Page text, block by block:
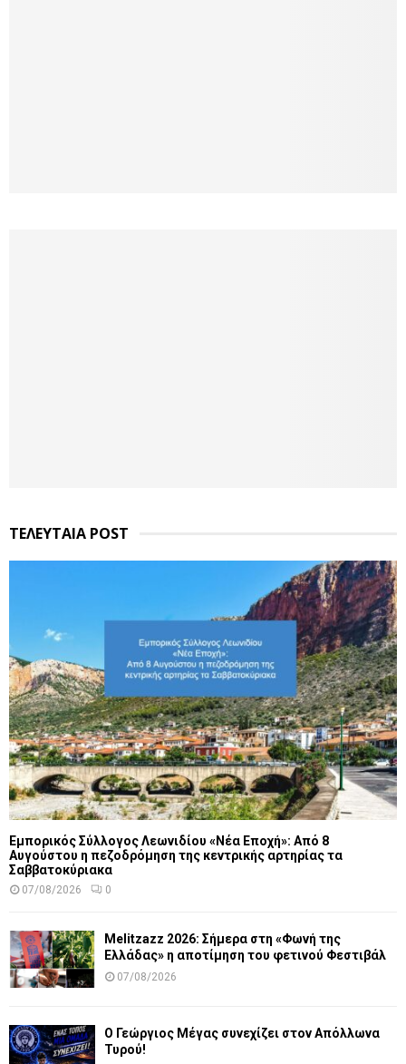
ΤΕΛΕΥΤΑΙΑ POST
Εμπορικός Σύλλογος Λεωνιδίου «Νέα Εποχή»: Από 8
Αυγούστου η πεζοδρόμηση της κεντρικής αρτηρίας τα
Σαββατοκύριακα
07/08/2026 0
Melitzazz 2026: Σήμερα στη «Φωνή της
Ελλάδας» η αποτίμηση του φετινού Φεστιβάλ
07/08/2026
Ο Γεώργιος Μέγας συνεχίζει στον Απόλλωνα
Τυρού!